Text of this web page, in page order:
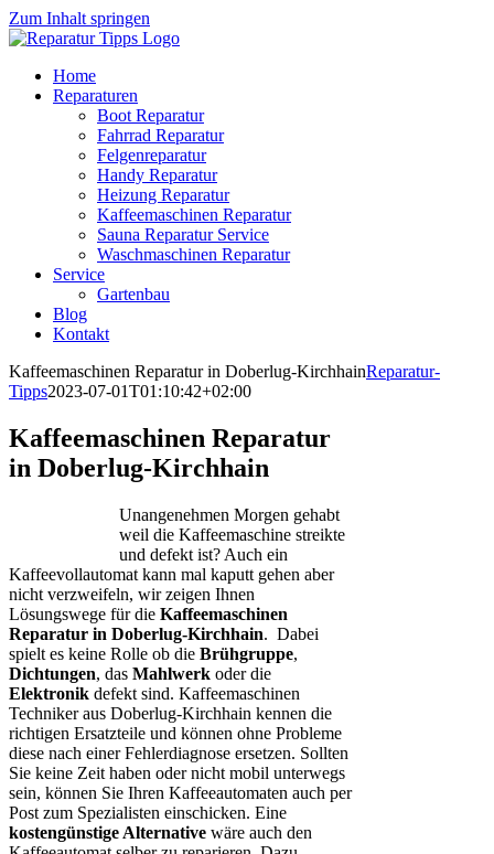
Zum Inhalt springen
Home
Reparaturen
Boot Reparatur
Fahrrad Reparatur
Felgenreparatur
Handy Reparatur
Heizung Reparatur
Kaffeemaschinen Reparatur
Sauna Reparatur Service
Waschmaschinen Reparatur
Service
Gartenbau
Blog
Kontakt
Kaffeemaschinen Reparatur in Doberlug-KirchhainReparatur-
Tipps2023-07-01T01:10:42+02:00
Kaffeemaschinen Reparatur
in Doberlug-Kirchhain
Unangenehmen Morgen gehabt
weil die Kaffeemaschine streikte
und defekt ist? Auch ein
Kaffeevollautomat kann mal kaputt gehen aber
nicht verzweifeln, wir zeigen Ihnen
Lösungswege für die Kaffeemaschinen
Reparatur in Doberlug-Kirchhain. Dabei
spielt es keine Rolle ob die Brühgruppe,
Dichtungen, das Mahlwerk oder die
Elektronik defekt sind. Kaffeemaschinen
Techniker aus Doberlug-Kirchhain kennen die
richtigen Ersatzteile und können ohne Probleme
diese nach einer Fehlerdiagnose ersetzen. Sollten
Sie keine Zeit haben oder nicht mobil unterwegs
sein, können Sie Ihren Kaffeeautomaten auch per
Post zum Spezialisten einschicken. Eine
kostengünstige Alternative wäre auch den